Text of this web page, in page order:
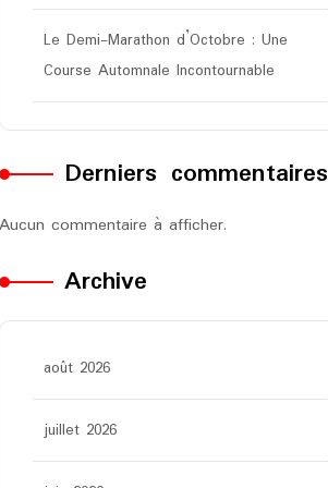
Le Demi-Marathon d’Octobre : Une
Course Automnale Incontournable
Derniers commentaires
Aucun commentaire à afficher.
Archive
août 2026
juillet 2026